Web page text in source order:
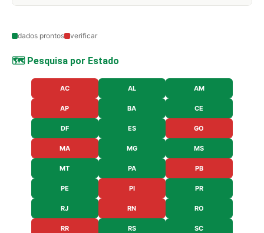
dados prontos verificar
🗺️ Pesquisa por Estado
AC AL AM
AP BA CE
DF ES GO
MA MG MS
MT PA PB
PE PI PR
RJ RN RO
RR RS SC